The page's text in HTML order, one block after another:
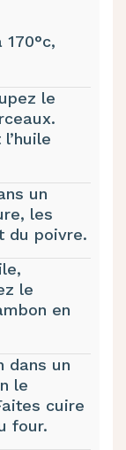
le
un
les
du poivre.
le
en
dans un
le
cuire
four.